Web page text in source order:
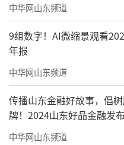
中华网山东频道
9组数字！AI微缩景观看
年报
中华网山东频道
传播山东金融好故事，倡
牌！2024山东好品金融发
中华网山东频道